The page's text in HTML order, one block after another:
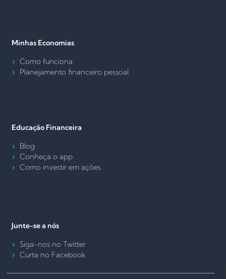
Minhas Economias
Como funciona
Planejamento financeiro pessoal
Educação Financeira
Blog
Conheça o app
Como investir em ações
Junte-se a nós
Siga-nos no Twitter
Curta no Facebook